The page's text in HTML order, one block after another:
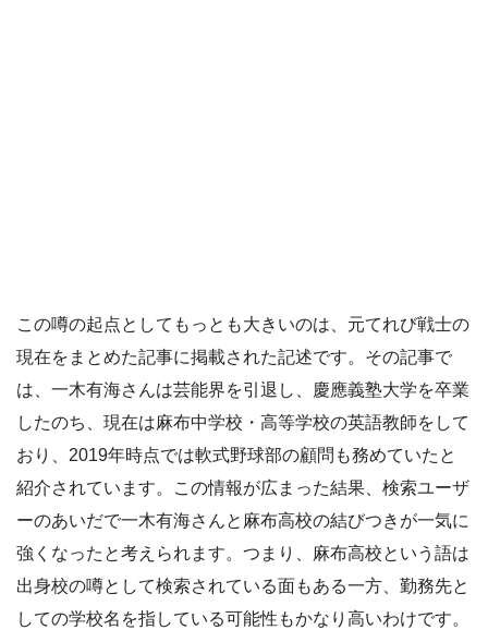
この噂の起点としてもっとも大きいのは、元てれび戦士の
現在をまとめた記事に掲載された記述です。その記事で
は、一木有海さんは芸能界を引退し、慶應義塾大学を卒業
したのち、現在は麻布中学校・高等学校の英語教師をして
おり、2019年時点では軟式野球部の顧問も務めていたと
紹介されています。この情報が広まった結果、検索ユーザ
ーのあいだで一木有海さんと麻布高校の結びつきが一気に
強くなったと考えられます。つまり、麻布高校という語は
出身校の噂として検索されている面もある一方、勤務先と
しての学校名を指している可能性もかなり高いわけです。